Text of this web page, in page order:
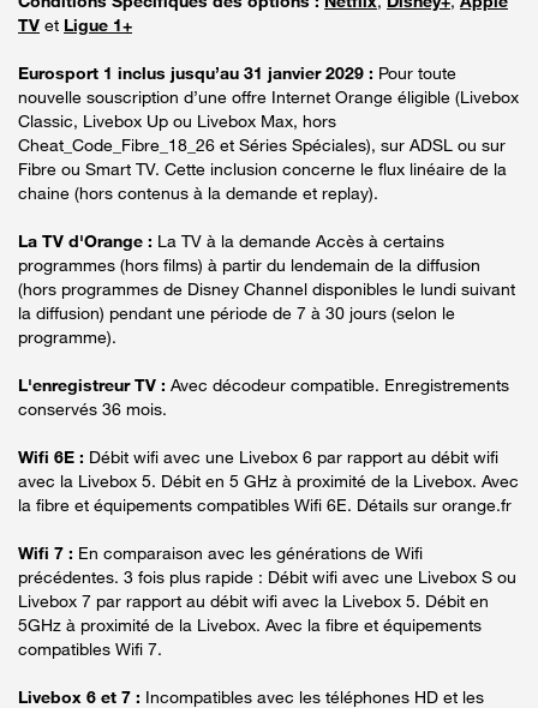
TV et Ligue 1+
Eurosport 1 inclus jusqu’au 31 janvier 2029 : Pour toute
nouvelle souscription d’une offre Internet Orange éligible (Livebox
Classic, Livebox Up ou Livebox Max, hors
Cheat_Code_Fibre_18_26 et Séries Spéciales), sur ADSL ou sur
Fibre ou Smart TV. Cette inclusion concerne le flux linéaire de la
chaine (hors contenus à la demande et replay).
La TV d'Orange : La TV à la demande Accès à certains
programmes (hors films) à partir du lendemain de la diffusion
(hors programmes de Disney Channel disponibles le lundi suivant
la diffusion) pendant une période de 7 à 30 jours (selon le
programme).
L'enregistreur TV : Avec décodeur compatible. Enregistrements
conservés 36 mois.
Wifi 6E : Débit wifi avec une Livebox 6 par rapport au débit wifi
avec la Livebox 5. Débit en 5 GHz à proximité de la Livebox. Avec
la fibre et équipements compatibles Wifi 6E. Détails sur orange.fr
Wifi 7 : En comparaison avec les générations de Wifi
précédentes. 3 fois plus rapide : Débit wifi avec une Livebox S ou
Livebox 7 par rapport au débit wifi avec la Livebox 5. Débit en
5GHz à proximité de la Livebox. Avec la fibre et équipements
compatibles Wifi 7.
Livebox 6 et 7 : Incompatibles avec les téléphones HD et les